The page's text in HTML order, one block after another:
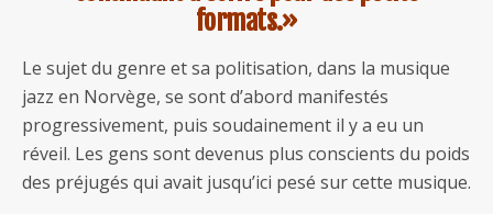
formats.»
Le sujet du genre et sa politisation, dans la musique
jazz en Norvège, se sont d’abord manifestés
progressivement, puis soudainement il y a eu un
réveil. Les gens sont devenus plus conscients du poids
des préjugés qui avait jusqu’ici pesé sur cette musique.